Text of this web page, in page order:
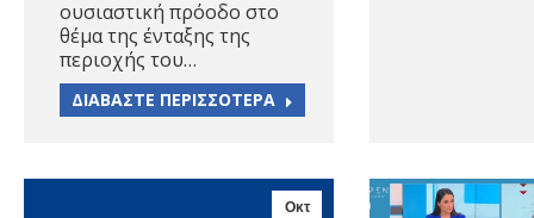
ουσιαστική πρόοδο στο
θέμα της ένταξης της
περιοχής του…
ΔΙΑΒΑΣΤΕ ΠΕΡΙΣΣΟΤΕΡΑ
Οκτ